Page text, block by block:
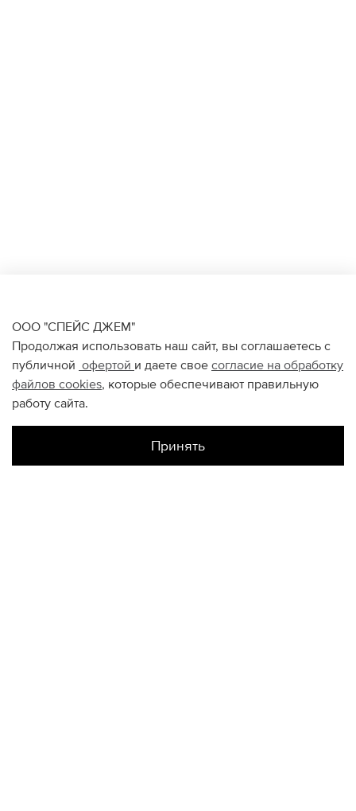
ООО "СПЕЙС ДЖЕМ"
Продолжая использовать наш сайт, вы соглашаетесь с
публичной офертой и даете свое согласие на обработку
файлов cookies, которые обеспечивают правильную
работу сайта.
Принять